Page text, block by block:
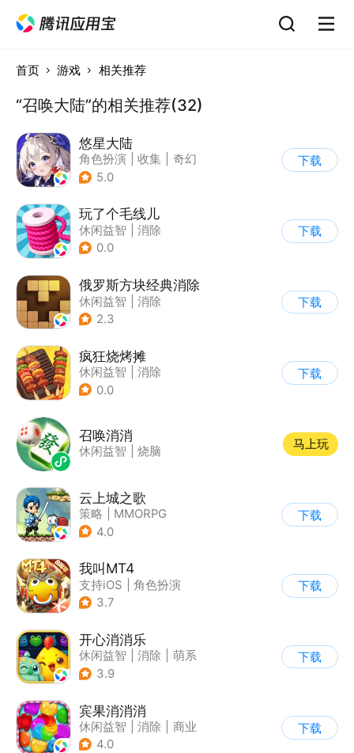
首页 游戏 相关推荐
“召唤大陆”的相关推荐(32)
悠星大陆
角色扮演 收集
奇幻
| 开放世界
5.0
下载
玩了个毛线儿
休闲益智
消除
0.0
下载
俄罗斯方块经典消除
休闲益智
消除
| 俄罗斯方块
2.3
下载
疯狂烧烤摊
休闲益智
消除
0.0
下载
召唤消消
休闲益智 烧脑
马上玩
云上城之歌
策略
MMORPG
| 异世界
4.0
下载
我叫MT4
支持iOS
角色扮演
| ARPG
3.7
下载
开心消消乐
休闲益智 消除
萌系
| 乐元素
3.9
下载
宾果消消消
休闲益智 消除
商业
| 宾果消消消
4.0
下载